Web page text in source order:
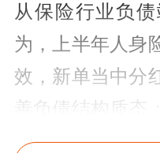
从保险行业负
为，上半年人身
效，新单当中分
善负债结构质态
好、自然灾害较